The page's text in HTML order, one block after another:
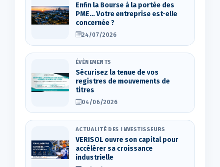
Enfin la Bourse à la portée des
PME… Votre entreprise est-elle
concernée ?
24/07/2026
ÉVÈNEMENTS
Sécurisez la tenue de vos
registres de mouvements de
titres
04/06/2026
ACTUALITÉ DES INVESTISSEURS
VERISOL ouvre son capital pour
accélérer sa croissance
industrielle